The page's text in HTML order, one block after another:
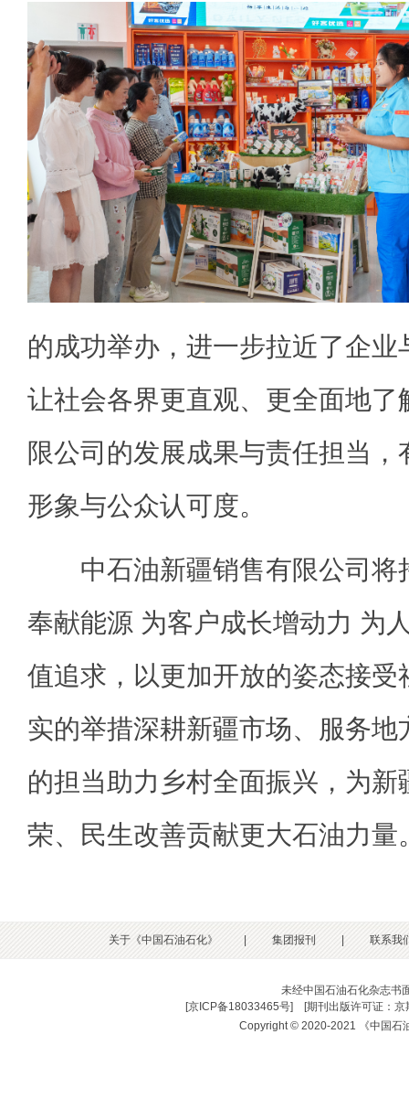
的成功举办，进一步拉近了企
让社会各界更直观、更全面地了
限公司的发展成果与责任担当
形象与公众认可度。
中石油新疆销售有限公司将
奉献能源 为客户成长增动力 为
值追求，以更加开放的姿态接受
实的举措深耕新疆市场、服务
的担当助力乡村全面振兴，为
荣、民生改善贡献更大石油力量
关于《中国石油石化》 | 集团报刊 | 联系我
未经中国石油石化杂志书
[京ICP备18033465号] [期刊出版许可证：
Copyright © 2020-2021 《中国石